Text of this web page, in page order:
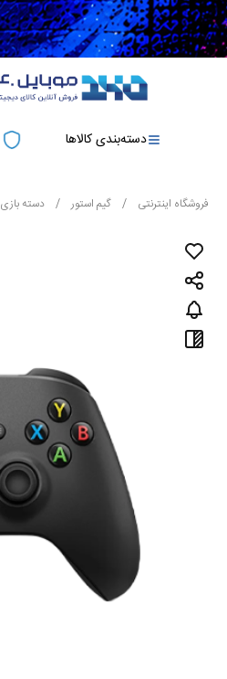
دسته‌بندی کالاها
فروشگاه اینترنتی / گیم استور / دسته بازی